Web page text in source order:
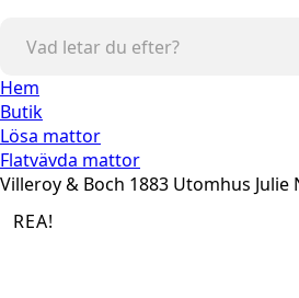
Hem
Butik
Lösa mattor
Flatvävda mattor
Villeroy & Boch 1883 Utomhus Julie
REA!